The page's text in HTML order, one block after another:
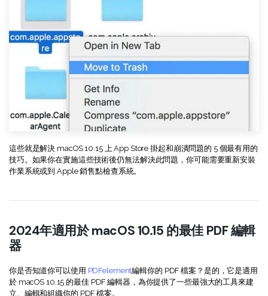
這些就是解決 macOS 10.15 上 App Store 掛起和崩潰問題的 5 個最有用的
技巧。如果你在實施這些技術後仍無法解決此問題，你可能需要重新安裝
作業系統或到 Apple 銷售點檢查系統。
2024年適用於 macOS 10.15 的最佳 PDF 編輯
器
你是否知道你可以使用 PDFelement編輯你的 PDF 檔案？是的，它是適用
於 macOS 10.15 的最佳 PDF 編輯器，為你提供了一些最強大的工具來建
立、編輯和組織你的 PDF 檔案。